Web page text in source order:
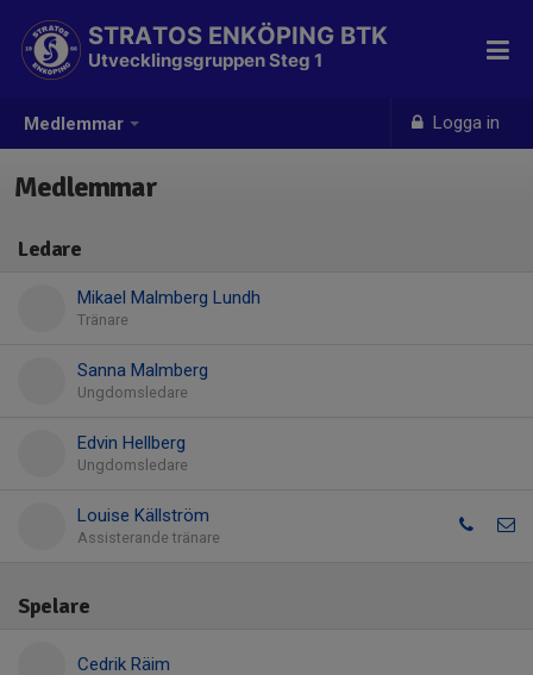
Medlemmar Logga in
STRATOS ENKÖPING BTK
Utvecklingsgruppen Steg 1
Medlemmar
Ledare
Mikael Malmberg Lundh
Tränare
Sanna Malmberg
Ungdomsledare
Edvin Hellberg
Ungdomsledare
Louise Källström
Assisterande tränare
Spelare
Cedrik Räim